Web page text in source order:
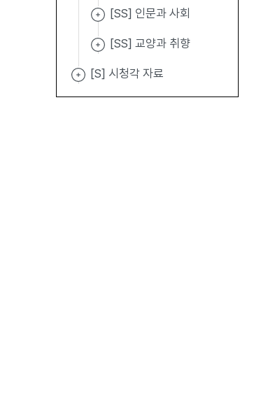
[SS] 인문과 사회
[SS] 교양과 취향
[S] 시청각 자료